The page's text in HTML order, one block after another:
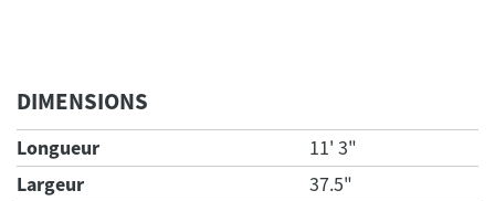
DIMENSIONS
Longueur
11' 3"
Largeur
37.5"